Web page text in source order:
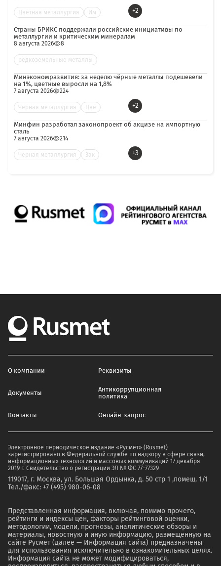
Цветная металлургия Им +2
Страны БРИКС поддержали российские инициативы по
металлургии и критическим минералам
8 августа 2026 8
редкоземельные металлы
Минэкономразвития: за неделю чёрные металлы подешевели
на 1%, цветные выросли на 1,8%
7 августа 2026 224
Черная металлургия Цве +2
Минфин разработал законопроект об акцизе на импортную
сталь
7 августа 2026 214
Черная металлургия Зак +3
О компании Реквизиты
Документы
Антикоррупционная
политика
Контакты Онлайн-запрос
Электронное периодическое издание «Русмет» (Rusmet)
зарегистрировано в Федеральной службе по надзору в сфере связи,
информационных технологий и массовых коммуникаций 17 декабря
2019 г. Свидетельство о регистрации ЭЛ № ФС 77–77329
119017, г. Москва, ул. Большая Ордынка, д. 50 стр 1 ,помещ. 1/1
Тел./факс: +7 (495) 980-06-08
Представленная информация, включая, помимо прочего,
рейтинги и индексы цен, факторы рейтинговой оценки,
методологии, модели, прогнозы, аналитические обзоры и
материалы, новостную и иную информацию, размещенную на
сайте Русмет (далее — Информация сайта) предназначены
для использования исключительно в ознакомительных целях.
Информация сайта не может модифицироваться,